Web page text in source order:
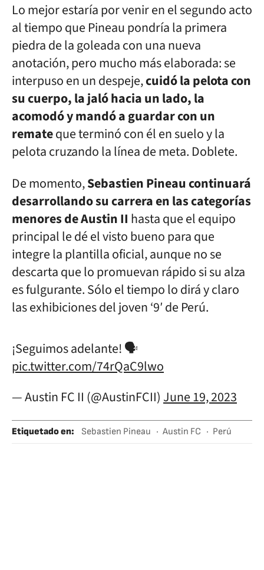
Lo mejor estaría por venir en el segundo acto
al tiempo que Pineau pondría la primera
piedra de la goleada con una nueva
anotación, pero mucho más elaborada: se
interpuso en un despeje,cuidó la pelota con
su cuerpo, la jaló hacia un lado, la
acomodó y mandó a guardar con un
remateque terminó con él en suelo y la
pelota cruzando la línea de meta. Doblete.
De momento,Sebastien Pineau continuará
desarrollando su carrera en las categorías
menores de Austin II hasta que el equipo
principal le dé el visto bueno para que
integre la plantilla oficial, aunque no se
descarta que lo promuevan rápido si su alza
es fulgurante. Sólo el tiempo lo dirá y claro
las exhibiciones del joven ‘9′ de Perú.
¡Seguimos adelante! 🗣️
pic.twitter.com/74rQaC9lwo
— Austin FC II (@AustinFCII) June 19, 2023
Etiquetado en: Sebastien Pineau Austin FC Perú